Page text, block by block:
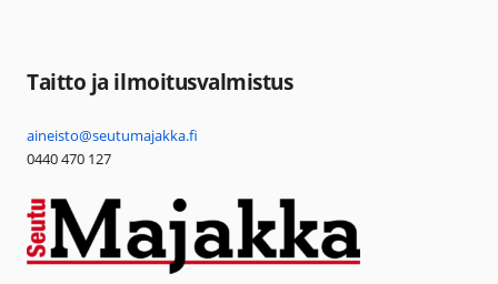
Taitto ja ilmoitusvalmistus
aineisto@seutumajakka.fi
0440 470 127